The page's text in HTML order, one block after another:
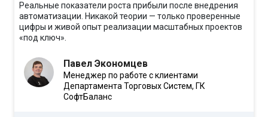
Реальные показатели роста прибыли после внедрения
автоматизации. Никакой теории — только проверенные
цифры и живой опыт реализации масштабных проектов
«под ключ».
Павел Экономцев
Менеджер по работе с клиентами
Департамента Торговых Систем, ГК
СофтБаланс